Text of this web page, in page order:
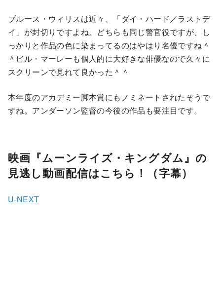
ブルース・ウィリスは近々、「ダイ・ハード／ラストデ
イ」が封切りですよね。どちらも同じ警官役ですが、し
っかりと作品の色に染まってるのはやはり名優ですね＾
＾ビル・マーレーも個人的に大好きな俳優なので久々に
スクリーンで見れて良かった＾＾
本年度のアカデミー脚本賞にもノミネートされたそうで
すね。アンダーソン監督の今後の作品も要注目です。
映画『ムーンライズ・キングダム』の
見逃し動画配信はこちら！（字幕）
U-NEXT